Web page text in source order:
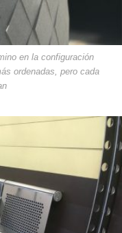
en la configuración
ordenadas, pero cada